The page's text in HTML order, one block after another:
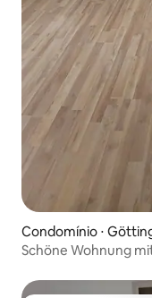
Condomínio ⋅
Schöne Wohnung